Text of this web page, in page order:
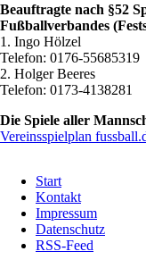
Beauftragte nach §52
Fußballverbandes
1. Ingo Hölzel
Telefon: 0176-55685319
2. Holger Beeres
Telefon: 0173-4138281
Die Spiele aller
Vereinsspielplan
überspringen
Start
Kontakt
Impressum
Datenschutz
RSS-Feed